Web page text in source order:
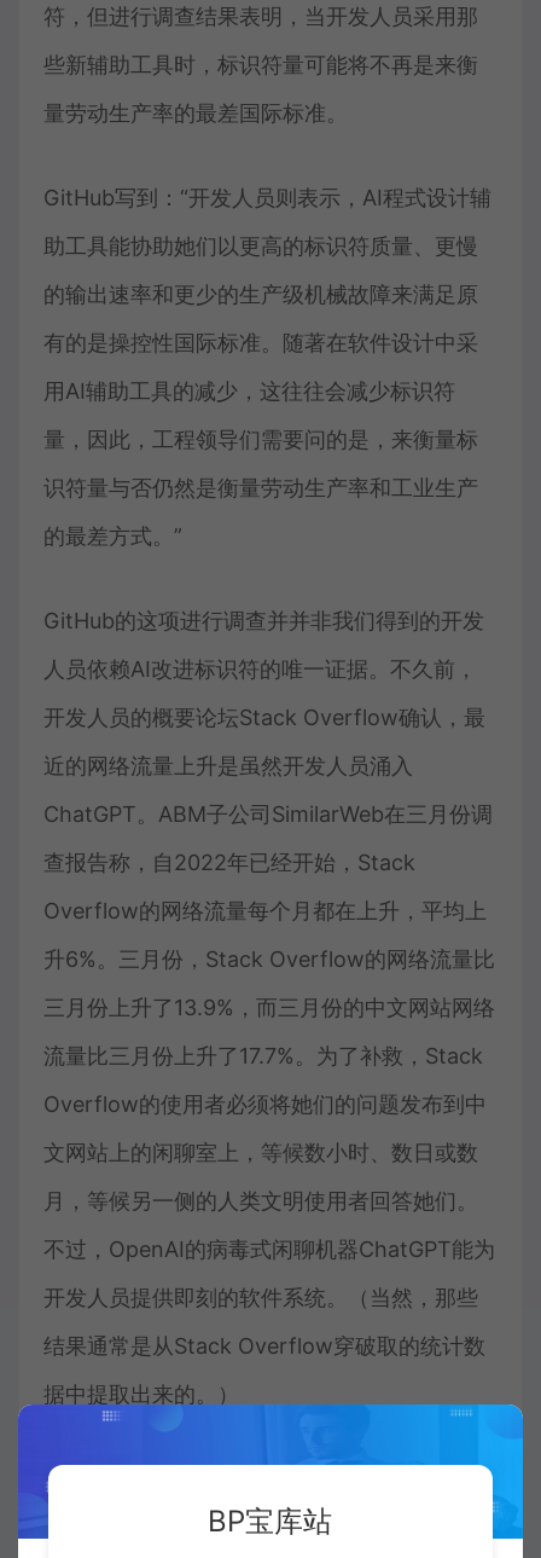
符，但进行调查结果表明，当开发人员采用那
些新辅助工具时，标识符量可能将不再是来衡
量劳动生产率的最差国际标准。
GitHub写到：“开发人员则表示，AI程式设计辅
助工具能协助她们以更高的标识符质量、更慢
的输出速率和更少的生产级机械故障来满足原
有的是操控性国际标准。随著在软件设计中采
用AI辅助工具的减少，这往往会减少标识符
量，因此，工程领导们需要问的是，来衡量标
识符量与否仍然是衡量劳动生产率和工业生产
的最差方式。”
GitHub的这项进行调查并并非我们得到的开发
人员依赖AI改进标识符的唯一证据。不久前，
开发人员的概要论坛Stack Overflow确认，最
近的网络流量上升是虽然开发人员涌入
ChatGPT。ABM子公司SimilarWeb在三月份调
查报告称，自2022年已经开始，Stack
Overflow的网络流量每个月都在上升，平均上
升6%。三月份，Stack Overflow的网络流量比
三月份上升了13.9%，而三月份的中文网站网络
流量比三月份上升了17.7%。为了补救，Stack
Overflow的使用者必须将她们的问题发布到中
文网站上的闲聊室上，等候数小时、数日或数
月，等候另一侧的人类文明使用者回答她们。
不过，OpenAI的病毒式闲聊机器ChatGPT能为
开发人员提供即刻的软件系统。（当然，那些
结果通常是从Stack Overflow穿破取的统计数
据中提取出来的。）
虽然拒绝接受进行调查的开发人员似乎都在强
调利用AI辅助工具来补足她们原有的是组织工
BP宝库站